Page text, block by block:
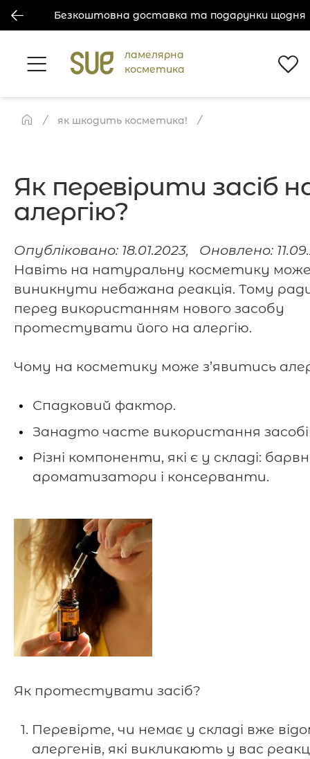
Безкоштовна доставка та подарунки щодня
ламелярна
косметика
як шкодить косметика!
Як перевірити засіб
алергію?
Опубліковано: 18.01.2023, Оновлено:
Навіть на натуральну косметику
виникнути небажана реакція. Тому
перед використанням нового засобу
протестувати його на алергію.
Чому на косметику може з’явитись
Спадковий фактор.
Занадто часте використання
Різні компоненти, які є у складі:
ароматизатори і консерванти.
Як протестувати засіб?
Перевірте, чи немає у складі вже
алергенів, які викликають у вас